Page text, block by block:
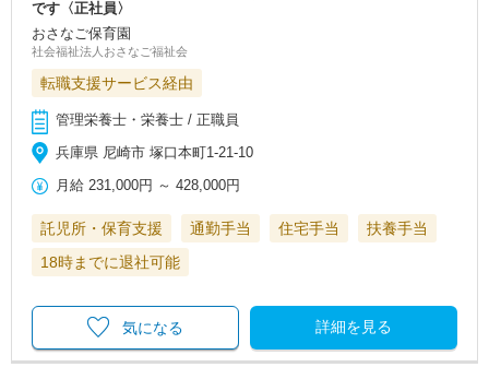
です〈正社員〉
おさなご保育園
社会福祉法人おさなご福祉会
転職支援サービス経由
管理栄養士・栄養士 / 正職員
兵庫県 尼崎市 塚口本町1-21-10
月給 231,000円 ～428,000円
託児所・保育支援 通勤手当 住宅手当
扶養手当
18時までに退社可能
詳細を見る
気になる